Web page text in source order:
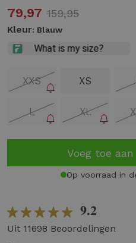
79,97 159,95
Kleur: Blauw
XXS XS
L XL
Voeg toe
Op voorraad in
9.2
Uit 11698 Beoordelingen